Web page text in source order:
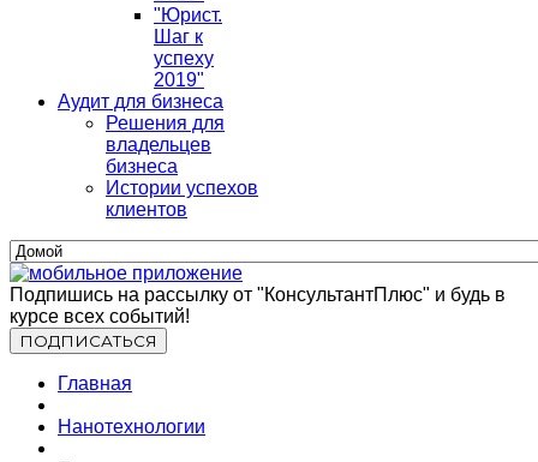
"Юрист.
Шаг к
успеху
2019"
Аудит для бизнеса
Решения для
владельцев
бизнеса
Истории успехов
клиентов
Подпишись на рассылку от "КонсультантПлюс" и будь в
курсе всех событий!
Главная
Нанотехнологии